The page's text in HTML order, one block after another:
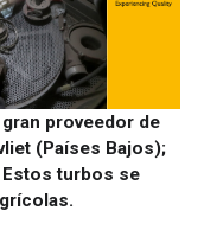
proveedor de
(Países Bajos);
turbos se